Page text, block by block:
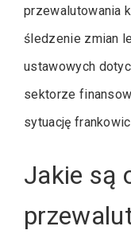
przewalutowania
śledzenie zmian
ustawowych
sektorze
sytuację
Jakie są